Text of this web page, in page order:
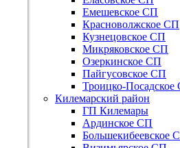
Емешевское СП
Красноволжское СП
Кузнецовское СП
Микряковское СП
Озеркинское СП
Пайгусовское СП
Троицко-Посадское
Килемарский район
ГП Килемары
Ардинское СП
Большекибеевское